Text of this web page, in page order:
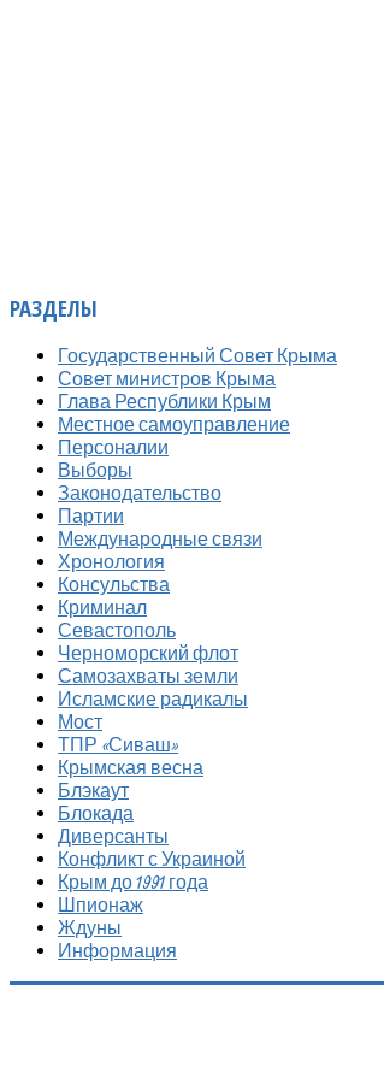
РАЗДЕЛЫ
Государственный Совет Крыма
Совет министров Крыма
Глава Республики Крым
Местное самоуправление
Персоналии
Выборы
Законодательство
Партии
Международные связи
Хронология
Консульства
Криминал
Севастополь
Черноморский флот
Самозахваты земли
Исламские радикалы
Мост
ТПР «Сиваш»
Крымская весна
Блэкаут
Блокада
Диверсанты
Конфликт с Украиной
Крым до 1991 года
Шпионаж
Ждуны
Информация